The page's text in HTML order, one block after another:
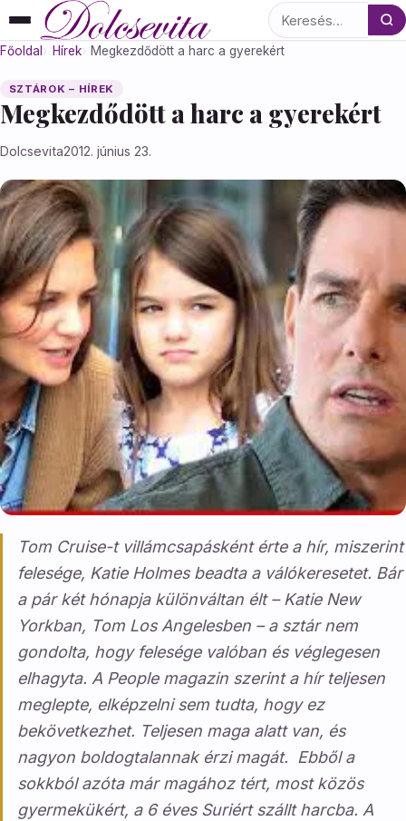
Keresés
Főoldal Hírek Megkezdődött a harc a gyerekért
SZTÁROK – HÍREK
Megkezdődött a harc a gyerekért
Dolcsevita2012. június 23.
Tom Cruise-t villámcsapásként érte a hír, miszerint
felesége, Katie Holmes beadta a válókeresetet. Bár
a pár két hónapja különváltan élt – Katie New
Yorkban, Tom Los Angelesben – a sztár nem
gondolta, hogy felesége valóban és véglegesen
elhagyta. A People magazin szerint a hír teljesen
meglepte, elképzelni sem tudta, hogy ez
bekövetkezhet. Teljesen maga alatt van, és
nagyon boldogtalannak érzi magát. Ebből a
sokkból azóta már magához tért, most közös
gyermekükért, a 6 éves Suriért szállt harcba. A